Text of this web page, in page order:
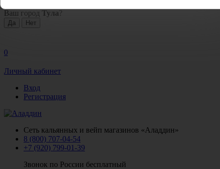
Ваш город Тула ?
0
Личный кабинет
Вход
Регистрация
Сеть кальянных и вейп магазинов «Аладдин»
8 (800) 707-04-54
+7 (920) 799-01-39
Звонок по России бесплатный